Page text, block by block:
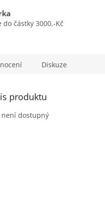
do částky 3000,-Kč
Diskuze
produktu
dostupný